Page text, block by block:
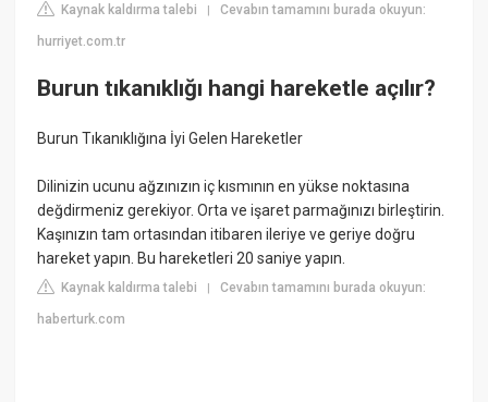
Kaynak kaldırma talebi |Cevabın tamamını burada okuyun:
hurriyet.com.tr
Burun tıkanıklığı hangi hareketle açılır?
Burun Tıkanıklığına İyi Gelen Hareketler
Dilinizin ucunu ağzınızın iç kısmının en yükse noktasına
değdirmeniz gerekiyor. Orta ve işaret parmağınızı birleştirin.
Kaşınızın tam ortasından itibaren ileriye ve geriye doğru
hareket yapın. Bu hareketleri 20 saniye yapın.
Kaynak kaldırma talebi |Cevabın tamamını burada okuyun:
haberturk.com